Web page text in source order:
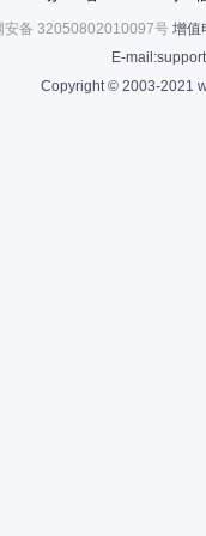
安备 32050802010097号增值
E-
Copyright © 2003-2021